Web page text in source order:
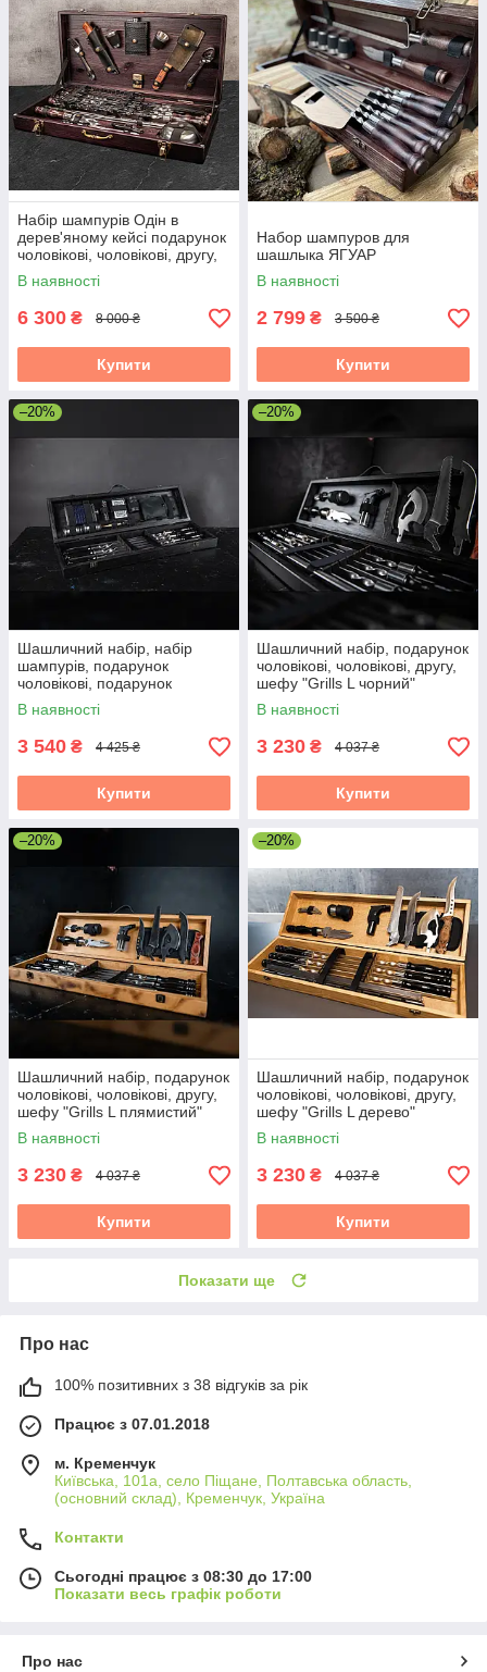
Набір шампурів Одін в
дерев'яному кейсі подарунок
чоловікові, чоловікові, другу,
шефу
В наявності
6 300 ₴ 8 000 ₴
Купити
Набор шампуров для
шашлыка ЯГУАР
В наявності
2 799 ₴ 3 500 ₴
Купити
–20%
Шашличний набір, набір
шампурів, подарунок
чоловікові, подарунок
чоловікові "Grills G6"
В наявності
3 540 ₴ 4 425 ₴
Купити
–20%
Шашличний набір, подарунок
чоловікові, чоловікові, другу,
шефу "Grills L чорний"
В наявності
3 230 ₴ 4 037 ₴
Купити
–20%
Шашличний набір, подарунок
чоловікові, чоловікові, другу,
шефу "Grills L плямистий"
В наявності
3 230 ₴ 4 037 ₴
Купити
–20%
Шашличний набір, подарунок
чоловікові, чоловікові, другу,
шефу "Grills L дерево"
В наявності
3 230 ₴ 4 037 ₴
Купити
Показати ще
Про нас
100% позитивних з 38 відгуків за рік
Працює з 07.01.2018
м. Кременчук
Київська, 101а, село Піщане, Полтавська область,
(основний склад), Кременчук, Україна
Контакти
Сьогодні працює з 08:30 до 17:00
Показати весь графік роботи
Про нас